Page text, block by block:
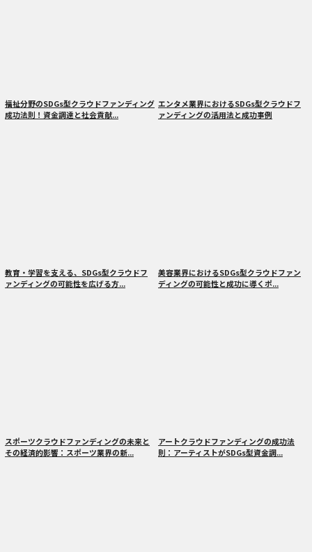
福祉分野のSDGs型クラウドファンディング
成功法則！資金調達と社会貢献...
エンタメ業界におけるSDGs型クラウドフ
ァンディングの活用法と成功事例
教育・学習を支える、SDGs型クラウドフ
ァンディングの可能性を広げる方...
美容業界におけるSDGs型クラウドファン
ディングの可能性と成功に導くポ...
スポーツクラウドファンディングの未来と
その経済的影響：スポーツ業界の新...
アートクラウドファンディングの成功法
則：アーティストがSDGs型資金調...